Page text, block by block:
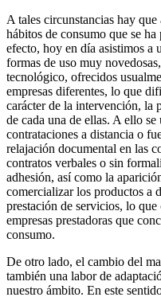
A tales circunstancias hay
hábitos de consumo que se
efecto, hoy en día asistimos a
formas de uso muy
tecnológico, ofrecidos
empresas diferentes, lo que
carácter de la intervención, la
de cada una de ellas. A ello
contrataciones a distancia o
relajación documental en las
contratos verbales o sin
adhesión, así como la
comercializar los productos a
prestación de servicios, lo
empresas prestadoras que
consumo.
De otro lado, el cambio del
también una labor de
nuestro ámbito. En este